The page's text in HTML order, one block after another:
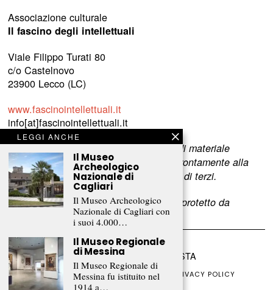
Associazione culturale
Il fascino degli intellettuali
Viale Filippo Turati 80
c/o Castelnovo
23900 Lecco (LC)
www.fascinointellettuali.it
info[at]fascinointellettuali.it
Per segnalare eventuali errori nell’uso di materiale
riservato,scriveteci e provvederemo prontamente alla
rimozione del materiale lesivo dei diritti di terzi.
L’intero contenuto di questo sito web è protetto da
©2026FRAMMENTI RIVISTA
CHI SIAMO FR CLUB COLLABORA
PRIVACY POLICY
LEGGI ANCHE
Il Museo
Archeologico
Nazionale di
Cagliari
Il Museo Archeologico
Nazionale di Cagliari con
i suoi 4.000…
Il Museo Regionale
di Messina
Il Museo Regionale di
Messina fu istituito nel
1914 a…